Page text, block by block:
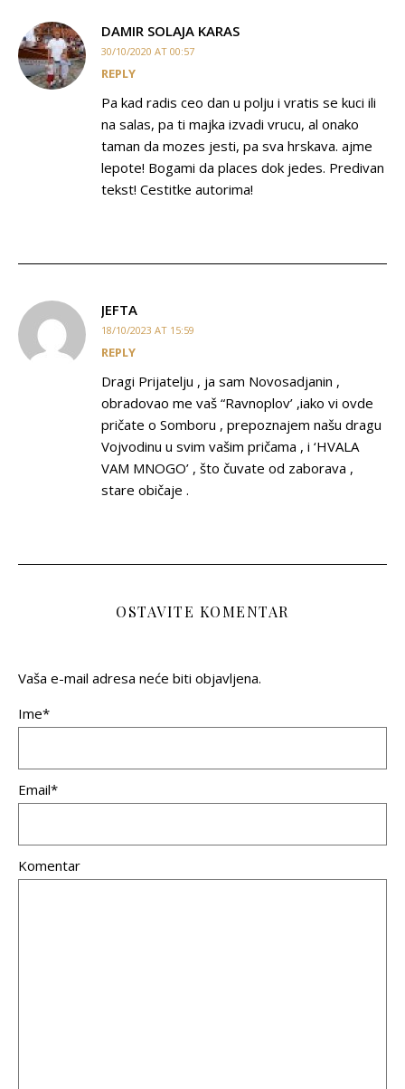
DAMIR SOLAJA KARAS
30/10/2020 AT 00:57
REPLY
Pa kad radis ceo dan u polju i vratis se kuci ili
na salas, pa ti majka izvadi vrucu, al onako
taman da mozes jesti, pa sva hrskava. ajme
lepote! Bogami da places dok jedes. Predivan
tekst! Cestitke autorima!
JEFTA
18/10/2023 AT 15:59
REPLY
Dragi Prijatelju , ja sam Novosadjanin ,
obradovao me vaš “Ravnoplov’ ,iako vi ovde
pričate o Somboru , prepoznajem našu dragu
Vojvodinu u svim vašim pričama , i ‘HVALA
VAM MNOGO’ , što čuvate od zaborava ,
stare običaje .
OSTAVITE KOMENTAR
Vaša e-mail adresa neće biti objavljena.
Ime*
Email*
Komentar